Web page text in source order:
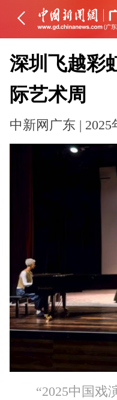
深圳飞越彩
际艺术周
中新网广东 | 2025
“2025中国戏